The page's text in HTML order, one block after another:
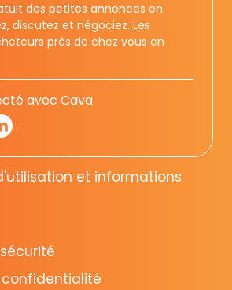
des petites annonces en
discutez et négociez. Les
prés de chez vous en
avec Cava
et informations